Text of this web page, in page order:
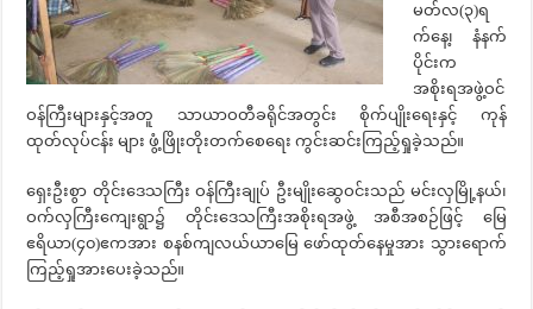
မတ်လ(၃)ရ
က်နေ့၊ နံနက်
ပိုင်းက
အစိုးရအဖွဲ့ဝင်
ဝန်ကြီးများနှင့်အတူ သာယာဝတီခရိုင်အတွင်း စိုက်ပျိုးရေးနှင့် ကုန်
ထုတ်လုပ်ငန်း များ ဖွံ့ဖြိုးတိုးတက်စေရေး ကွင်းဆင်းကြည့်ရှုခဲ့သည်။
ရှေးဦးစွာ တိုင်းဒေသကြီး ဝန်ကြီးချုပ် ဦးမျိုးဆွေဝင်းသည် မင်းလှမြို့နယ်၊
ဝက်လှကြီးကျေးရွာ၌ တိုင်းဒေသကြီးအစိုးရအဖွဲ့ အစီအစဉ်ဖြင့် မြေ
ဧရိယာ(၄၀)ဧကအား စနစ်ကျလယ်ယာမြေ ဖော်ထုတ်နေမှုအား သွားရောက်
ကြည့်ရှုအားပေးခဲ့သည်။